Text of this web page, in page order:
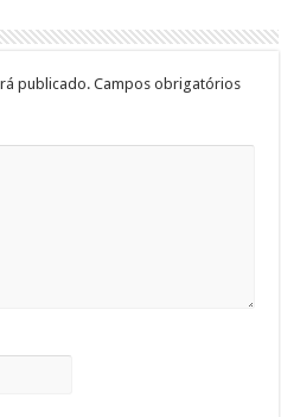
publicado. Campos obrigatórios